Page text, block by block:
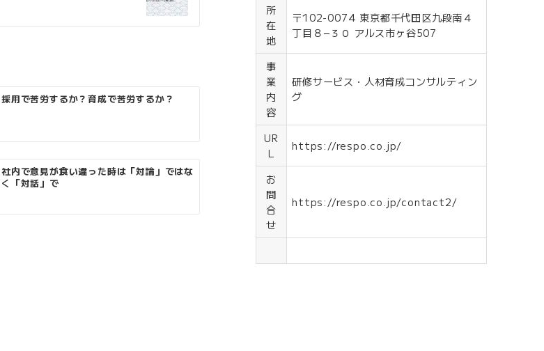
採用で苦労するか？育成で苦労するか？
社内で意見が食い違った時は「対論」ではな
く「対話」で
所
在
地
〒102-0074 東京都千代田区九段南４
丁目８−３０ アルス市ヶ谷507
事
業
内
容
研修サービス・人材育成コンサルティン
グ
UR
L
https://respo.co.jp/
お
問
合
せ
https://respo.co.jp/contact2/